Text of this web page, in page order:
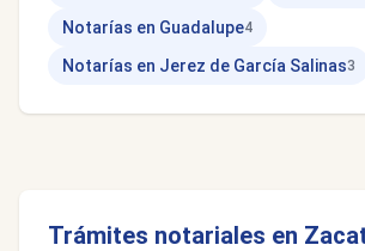
Notarías en Guadalupe4
Notarías en Jerez de García Salinas3
Trámites notariales en